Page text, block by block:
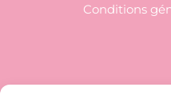
Conditions